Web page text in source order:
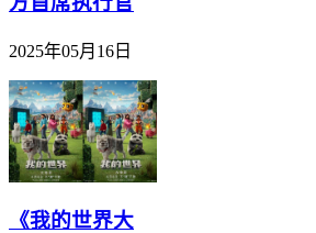
2025年05月16日
《我的世界大